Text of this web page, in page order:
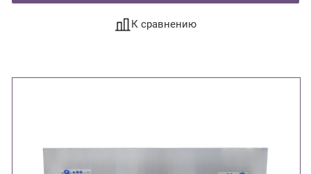
К сравнению